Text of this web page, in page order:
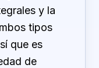
y la
tipos
que es
de